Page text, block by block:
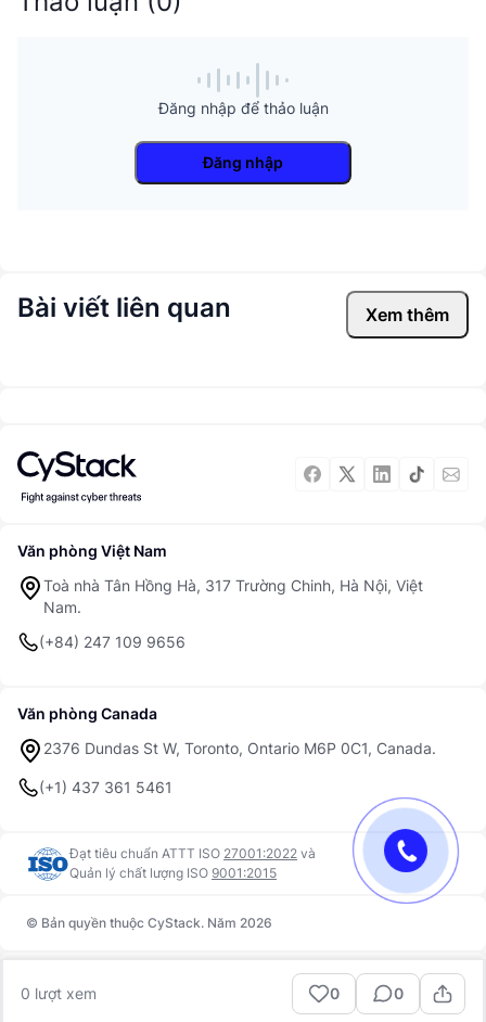
0 lượt xem 0 0
Đăng nhập để thảo luận
Đăng nhập
Bài viết liên quan Xem thêm
Văn phòng Việt Nam
Toà nhà Tân Hồng Hà, 317 Trường Chinh, Hà Nội, Việt
Nam.
(+84) 247 109 9656
Văn phòng Canada
2376 Dundas St W, Toronto, Ontario M6P 0C1, Canada.
(+1) 437 361 5461
Đạt tiêu chuẩn ATTT ISO 27001:2022 và
Quản lý chất lượng ISO 9001:2015
© Bản quyền thuộc CyStack. Năm 2026
Điều khoản sử dụng
Bảo mật